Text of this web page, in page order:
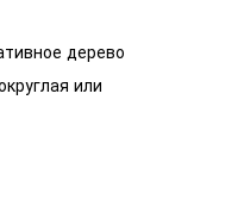
дерево
или